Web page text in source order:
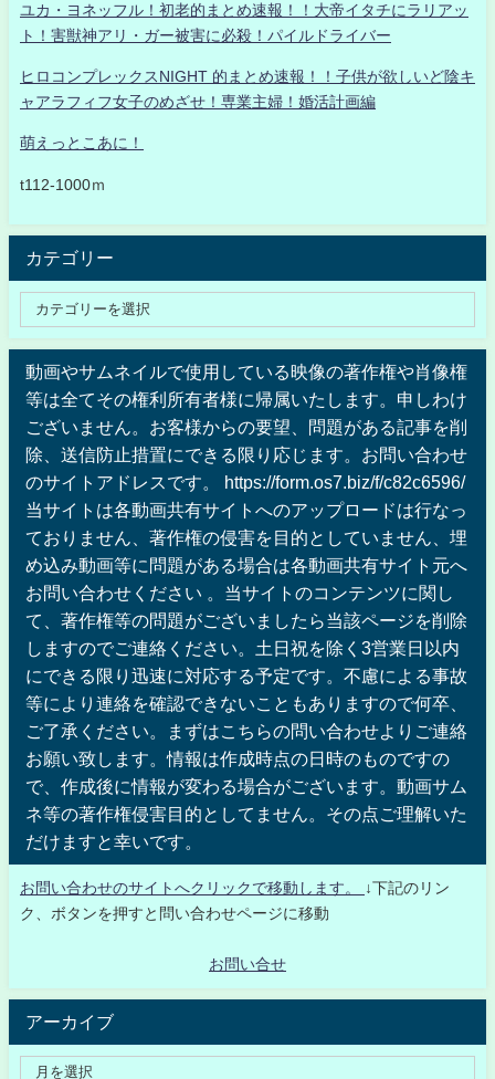
ユカ・ヨネッフル！初老的まとめ速報！！大帝イタチにラリアッ
ト！害獣神アリ・ガー被害に必殺！パイルドライバー
ヒロコンプレックスNIGHT 的まとめ速報！！子供が欲しいど陰キ
ャアラフィフ女子のめざせ！専業主婦！婚活計画編
萌えっとこあに！
t112-1000ｍ
カテゴリー
動画やサムネイルで使用している映像の著作権や肖像権
等は全てその権利所有者様に帰属いたします。申しわけ
ございません。お客様からの要望、問題がある記事を削
除、送信防止措置にできる限り応じます。お問い合わせ
のサイトアドレスです。 https://form.os7.biz/f/c82c6596/
当サイトは各動画共有サイトへのアップロードは行なっ
ておりません、著作権の侵害を目的としていません、埋
め込み動画等に問題がある場合は各動画共有サイト元へ
お問い合わせください 。当サイトのコンテンツに関し
て、著作権等の問題がございましたら当該ページを削除
しますのでご連絡ください。土日祝を除く3営業日以内
にできる限り迅速に対応する予定です。不慮による事故
等により連絡を確認できないこともありますので何卒、
ご了承ください。まずはこちらの問い合わせよりご連絡
お願い致します。情報は作成時点の日時のものですの
で、作成後に情報が変わる場合がございます。動画サム
ネ等の著作権侵害目的としてません。その点ご理解いた
だけますと幸いです。
お問い合わせのサイトへクリックで移動します。
↓下記のリン
ク、ボタンを押すと問い合わせページに移動
お問い合せ
アーカイブ